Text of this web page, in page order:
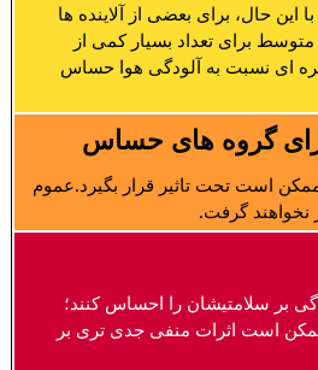
حال، برای بعضی از آلاینده ها
برای تعداد بسیار کمی از
ای نسبت به آلودگی هوا حساس
گروه های حساس
است تحت تاثیر قرار بگیرد.عموم
نخواهند گرفت.
بر سلامتیشان را احساس کنند؛
است اثرات منفی جدی تری بر